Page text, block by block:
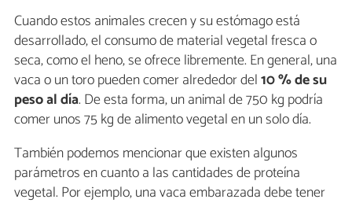
Cuando estos animales crecen y su estómago está
desarrollado, el consumo de material vegetal fresca o
seca, como el heno, se ofrece libremente. En general, una
vaca o un toro pueden comer alrededor del10 % de su
peso al día. De esta forma, un animal de 750 kg podría
comer unos 75 kg de alimento vegetal en un solo día.
También podemos mencionar que existen algunos
parámetros en cuanto a las cantidades de proteína
vegetal. Por ejemplo, una vaca embarazada debe tener